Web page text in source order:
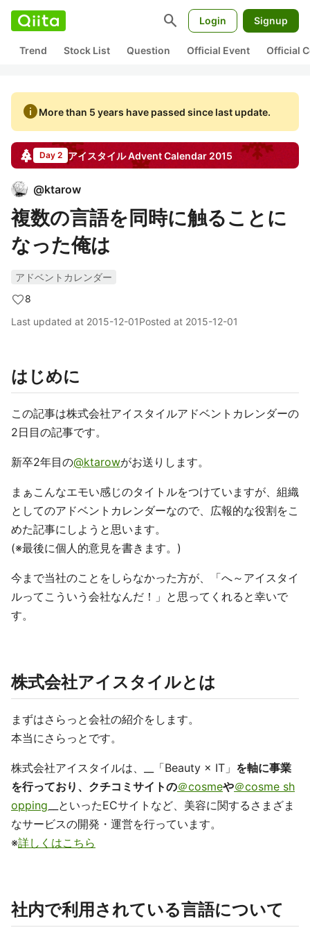
search Login Signup
Trend Stock List Question Official Event Official
infoMore than 5 years have passed since last update.
Day 2 アイスタイルAdvent Calendar 2015
@ktarow
複数の言語を同時に触ることに
なった俺は
アドベントカレンダー
8
Last updated at 2015-12-01Posted at 2015-12-01
はじめに
この記事は株式会社アイスタイルアドベントカレンダーの
2日目の記事です。
新卒2年目の@ktarowがお送りします。
まぁこんなエモい感じのタイトルをつけていますが、組織
としてのアドベントカレンダーなので、広報的な役割をこ
めた記事にしようと思います。
(※最後に個人的意見を書きます。)
今まで当社のことをしらなかった方が、「へ～アイスタイ
ルってこういう会社なんだ！」と思ってくれると幸いで
す。
株式会社アイスタイルとは
まずはさらっと会社の紹介をします。
本当にさらっとです。
株式会社アイスタイルは、__「Beauty × IT」 を軸に事業
を行っており、クチコミサイトの＠cosmeや＠cosme sh
opping __といったECサイトなど、美容に関するさまざま
なサービスの開発・運営を行っています。
※詳しくはこちら
社内で利用されている言語について